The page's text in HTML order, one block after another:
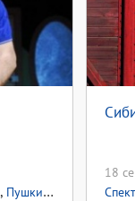
, Пушкинская карта
18